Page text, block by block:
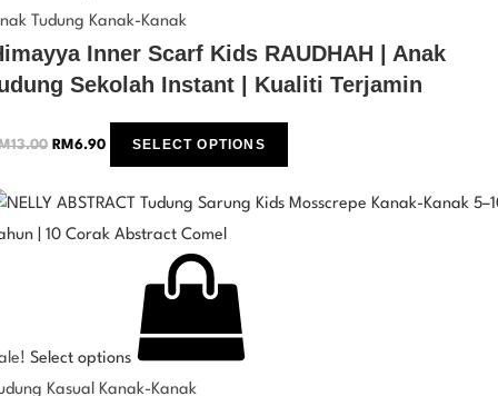
Tudung Kanak-Kanak
Inner Scarf Kids RAUDHAH | Anak
Sekolah Instant | Kualiti Terjamin
13.00 RM 6.90 SELECT OPTIONS
Select options
Kasual Kanak-Kanak